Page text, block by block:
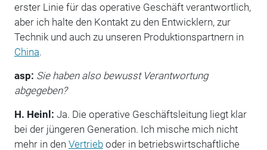
erster Linie für das operative Geschäft verantwortlich,
aber ich halte den Kontakt zu den Entwicklern, zur
Technik und auch zu unseren Produktionspartnern in
China.
asp: Sie haben also bewusst Verantwortung
abgegeben?
H. Heinl: Ja. Die operative Geschäftsleitung liegt klar
bei der jüngeren Generation. Ich mische mich nicht
mehr in den Vertrieboder in betriebswirtschaftliche